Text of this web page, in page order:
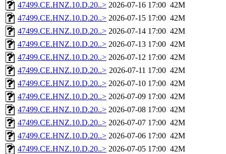
47499.CE.HNZ.10.D.20..> 2026-07-16 17:00 42M
47499.CE.HNZ.10.D.20..> 2026-07-15 17:00 42M
47499.CE.HNZ.10.D.20..> 2026-07-14 17:00 42M
47499.CE.HNZ.10.D.20..> 2026-07-13 17:00 42M
47499.CE.HNZ.10.D.20..> 2026-07-12 17:00 42M
47499.CE.HNZ.10.D.20..> 2026-07-11 17:00 42M
47499.CE.HNZ.10.D.20..> 2026-07-10 17:00 42M
47499.CE.HNZ.10.D.20..> 2026-07-09 17:00 42M
47499.CE.HNZ.10.D.20..> 2026-07-08 17:00 42M
47499.CE.HNZ.10.D.20..> 2026-07-07 17:00 42M
47499.CE.HNZ.10.D.20..> 2026-07-06 17:00 42M
47499.CE.HNZ.10.D.20..> 2026-07-05 17:00 42M